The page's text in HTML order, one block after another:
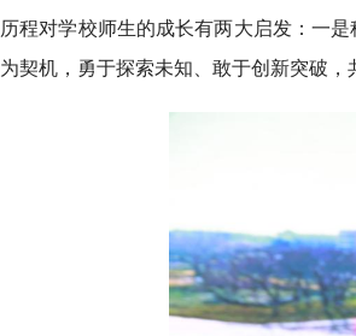
历程对学校师生的成长有两大启发：一
为契机，勇于探索未知、敢于创新突破